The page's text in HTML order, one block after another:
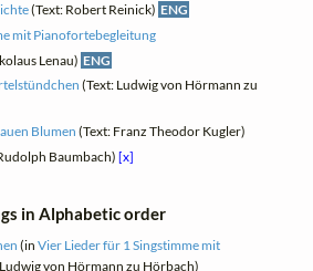
(Text: Robert Reinick) ENG
mit Pianofortebegleitung
Lenau) ENG
(Text: Ludwig von Hörmann zu
Blumen (Text: Franz Theodor Kugler)
Baumbach) [x]
in Alphabetic order
(inVier Lieder für 1 Singstimme mit
von Hörmann zu Hörbach)